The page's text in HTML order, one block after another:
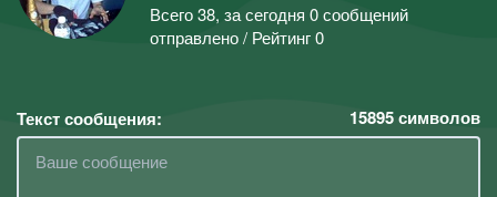
Всего 38, за сегодня 0 сообщений
отправлено / Рейтинг 0
Текст сообщения: 15895символов